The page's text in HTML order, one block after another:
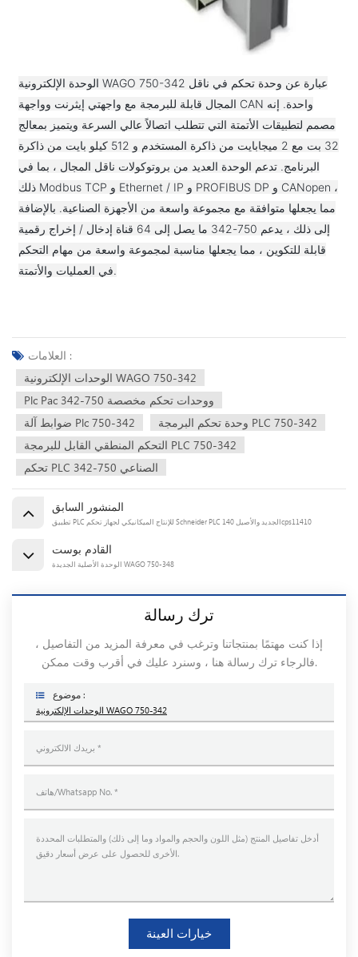
الوحدة الإلكترونية WAGO 750-342 عبارة عن وحدة تحكم في ناقل
المجال قابلة للبرمجة مع واجهتي إيثرنت وواجهة CAN واحدة. إنه
مصمم لتطبيقات الأتمتة التي تتطلب اتصالاً عالي السرعة ويتميز بمعالج
32 بت مع 2 ميجابايت من ذاكرة المستخدم و 512 كيلو بايت من ذاكرة
البرنامج. تدعم الوحدة العديد من بروتوكولات ناقل المجال ، بما في
ذلك Modbus TCP و Ethernet / IP و PROFIBUS DP و CANopen ،
مما يجعلها متوافقة مع مجموعة واسعة من الأجهزة الصناعية. بالإضافة
إلى ذلك ، يدعم 750-342 ما يصل إلى 64 قناة إدخال / إخراج رقمية
قابلة للتكوين ، مما يجعلها مناسبة لمجموعة واسعة من مهام التحكم
في العمليات والأتمتة.
العلامات :
الوحدات الإلكترونية WAGO 750-342
Plc Pac ووحدات تحكم مخصصة 750-342
ضوابط آلة Plc 750-342
وحدة تحكم البرمجة PLC 750-342
التحكم المنطقي القابل للبرمجة PLC 750-342
تحكم PLC الصناعي 750-342
المنشور السابق
تطبيق PLC للإنتاج الميكانيكي لجهاز تحكم Schneider PLC الجديد والأصيل 140cps11410
القادم بوست
الوحدة الأصلية الجديدة WAGO 750-348
ترك رسالة
إذا كنت مهتمًا بمنتجاتنا وترغب في معرفة المزيد من التفاصيل ،
فالرجاء ترك رسالة هنا ، وسنرد عليك في أقرب وقت ممكن.
موضوع :
الوحدات الإلكترونية WAGO 750-342
خيارات العينة